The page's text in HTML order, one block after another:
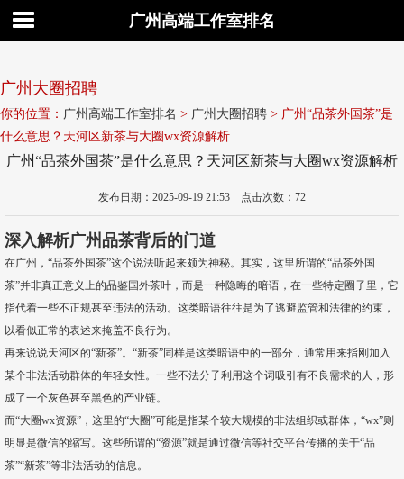
广州高端工作室排名
广州大圈招聘
你的位置： 广州高端工作室排名 > 广州大圈招聘 > 广州“品茶外国茶”是
什么意思？天河区新茶与大圈wx资源解析
广州“品茶外国茶”是什么意思？天河区新茶与大圈wx资源解析
发布日期：2025-09-19 21:53 点击次数：72
深入解析广州品茶背后的门道
在广州，“品茶外国茶”这个说法听起来颇为神秘。其实，这里所谓的“品茶外国
茶”并非真正意义上的品鉴国外茶叶，而是一种隐晦的暗语，在一些特定圈子里，它
指代着一些不正规甚至违法的活动。这类暗语往往是为了逃避监管和法律的约束，
以看似正常的表述来掩盖不良行为。
再来说说天河区的“新茶”。“新茶”同样是这类暗语中的一部分，通常用来指刚加入
某个非法活动群体的年轻女性。一些不法分子利用这个词吸引有不良需求的人，形
成了一个灰色甚至黑色的产业链。
而“大圈wx资源”，这里的“大圈”可能是指某个较大规模的非法组织或群体，“wx”则
明显是微信的缩写。这些所谓的“资源”就是通过微信等社交平台传播的关于“品
茶”“新茶”等非法活动的信息。